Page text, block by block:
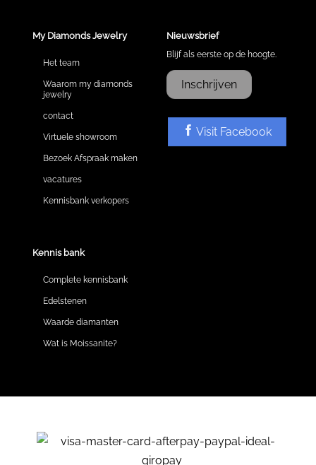
My Diamonds Jewelry
Het team
Waarom my diamonds
jewelry
contact
Virtuele showroom
Bezoek Afspraak maken
vacatures
Kennisbank verkopers
Kennis bank
Complete kennisbank
Edelstenen
Waarde diamanten
Wat is Moissanite?
Nieuwsbrief
Blijf als eerste op de hoogte.
Inschrijven
Visit Facebook